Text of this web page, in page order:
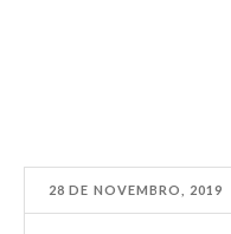
28 DE NOVEMBRO, 2019